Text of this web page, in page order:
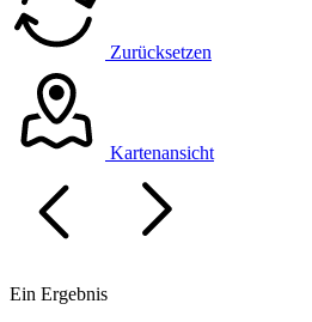
Zurücksetzen
Kartenansicht
Ein Ergebnis